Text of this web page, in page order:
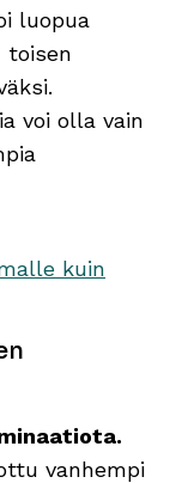
luopua
toisen
voi olla vain
kuin
vanhempi